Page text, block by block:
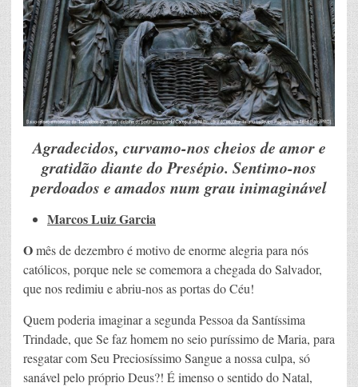
Agradecidos, curvamo-nos cheios de amor e
gratidão diante do Presépio. Sentimo-nos
perdoados e amados num grau inimaginável
Marcos Luiz Garcia
Omês de dezembro é motivo de enorme alegria para nós
católicos, porque nele se comemora a chegada do Salvador,
que nos redimiu e abriu-nos as portas do Céu!
Quem poderia imaginar a segunda Pessoa da Santíssima
Trindade, que Se faz homem no seio puríssimo de Maria, para
resgatar com Seu Preciosíssimo Sangue a nossa culpa, só
sanável pelo próprio Deus?! É imenso o sentido do Natal,